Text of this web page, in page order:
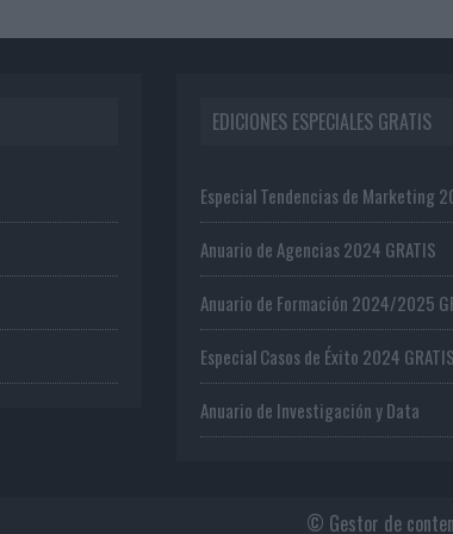
EDICIONES ESPECIALES GRATIS
Especial Tendencias de Marketing
Anuario de Agencias 2024 GRATIS
Anuario de Formación 2024/2025
Especial Casos de Éxito 2024 GRATIS
Anuario de Investigación y Data
© Gestor de